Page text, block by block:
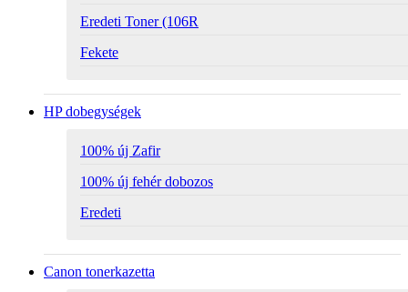
Eredeti Toner (106R
Fekete
HP dobegységek
100% új Zafir
100% új fehér dobozos
Eredeti
Canon tonerkazetta